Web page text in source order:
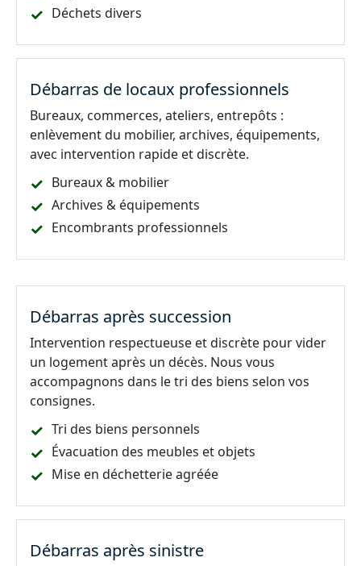
Déchets divers
Débarras de locaux professionnels
Bureaux, commerces, ateliers, entrepôts :
enlèvement du mobilier, archives, équipements,
avec intervention rapide et discrète.
Bureaux & mobilier
Archives & équipements
Encombrants professionnels
Débarras après succession
Intervention respectueuse et discrète pour vider
un logement après un décès. Nous vous
accompagnons dans le tri des biens selon vos
consignes.
Tri des biens personnels
Évacuation des meubles et objets
Mise en déchetterie agréée
Débarras après sinistre